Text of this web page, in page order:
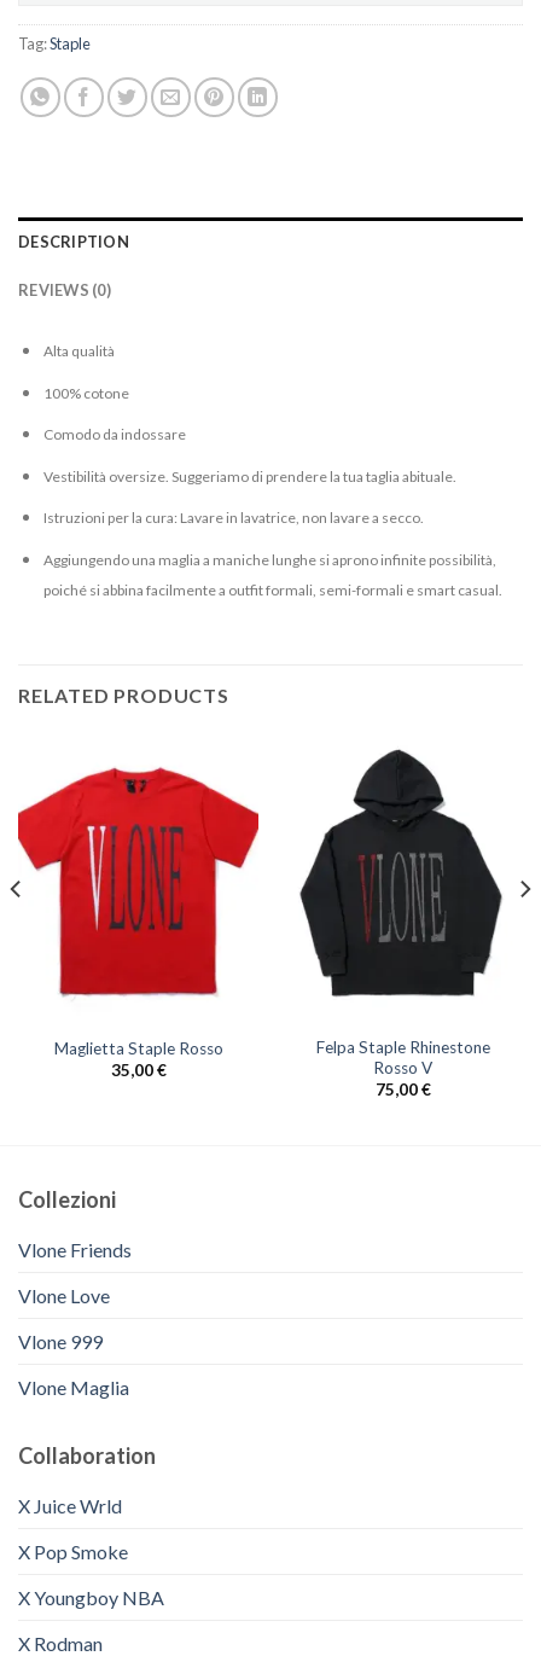
Tag:Staple
DESCRIPTION
REVIEWS (0)
Alta qualità
100% cotone
Comodo da indossare
Vestibilità oversize. Suggeriamo di prendere la tua taglia abituale.
Istruzioni per la cura: Lavare in lavatrice, non lavare a secco.
Aggiungendo una maglia a maniche lunghe si aprono infinite possibilità,
poiché si abbina facilmente a outfit formali, semi-formali e smart casual.
RELATED PRODUCTS
Maglietta Staple Rosso
35,00€
Felpa Staple Rhinestone
Rosso V
75,00€
Collezioni
Vlone Friends
Vlone Love
Vlone 999
Vlone Maglia
Collaboration
X Juice Wrld
X Pop Smoke
X Youngboy NBA
X Rodman